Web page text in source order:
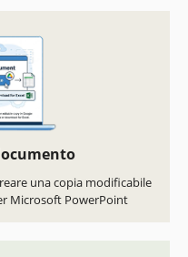
una copia modificabile
Microsoft PowerPoint